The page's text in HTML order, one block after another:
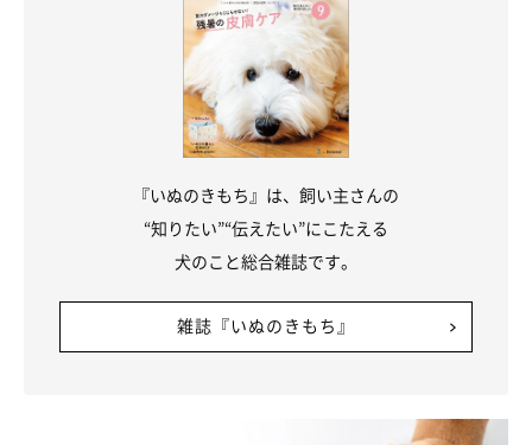
『いぬのきもち』は、飼い主さんの
“知りたい”“伝えたい”にこたえる
犬のこと総合雑誌です。
雑誌『いぬのきもち』